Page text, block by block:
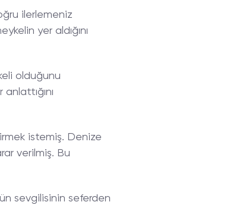
ilerlemeniz
yer aldığını
olduğunu
istemiş. Denize
verilmiş. Bu
sevgilisinin seferden